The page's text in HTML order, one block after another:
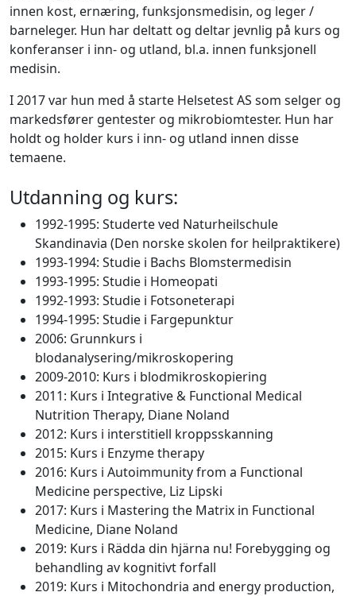
innen kost, ernæring, funksjonsmedisin, og leger /
barneleger. Hun har deltatt og deltar jevnlig på kurs og
konferanser i inn- og utland, bl.a. innen funksjonell
medisin.
I 2017 var hun med å starte Helsetest AS som selger og
markedsfører gentester og mikrobiomtester. Hun har
holdt og holder kurs i inn- og utland innen disse
temaene.
Utdanning og kurs:
1992-1995: Studerte ved Naturheilschule
Skandinavia (Den norske skolen for heilpraktikere)
1993-1994: Studie i Bachs Blomstermedisin
1993-1995: Studie i Homeopati
1992-1993: Studie i Fotsoneterapi
1994-1995: Studie i Fargepunktur
2006: Grunnkurs i
blodanalysering/mikroskopering
2009-2010: Kurs i blodmikroskopiering
2011: Kurs i Integrative & Functional Medical
Nutrition Therapy, Diane Noland
2012: Kurs i interstitiell kroppsskanning
2015: Kurs i Enzyme therapy
2016: Kurs i Autoimmunity from a Functional
Medicine perspective, Liz Lipski
2017: Kurs i Mastering the Matrix in Functional
Medicine, Diane Noland
2019: Kurs i Rädda din hjärna nu! Forebygging og
behandling av kognitivt forfall
2019: Kurs i Mitochondria and energy production,